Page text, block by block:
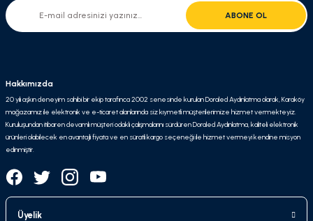
ABONE OL
Hakkımızda
20 yılı aşkın deneyim sahibi bir ekip tarafınca 2002 senesinde kurulan Doraled Aydınlatma olarak, Karaköy
mağazamız ile elektronik ve e-ticaret alanlarında siz kıymetli müşterilerimize hizmet vermekteyiz.
Kuruluşundan itibaren devamlı müşteri odaklı çalışmalarını sürdüren Doraled Aydınlatma, kaliteli elektronik
ürünleri olabilecek en avantajlı fiyata ve en süratli kargo seçeneği ile hizmet vermeyi kendine misyon
edinmiştir.
Üyelik